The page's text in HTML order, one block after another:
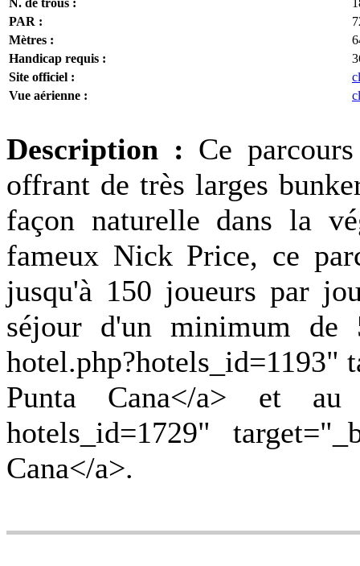
N. de trous :
PAR :
Mètres :
Handicap requis :
Site officiel :
Vue aérienne :
Description : Ce
offrant de très larges
façon naturelle dans la
fameux Nick Price, ce
jusqu'à 150 joueurs par
séjour d'un minimum
hotel.php?hotels_id=1193"
Punta Cana</a> et au
hotels_id=1729"
Cana</a>.